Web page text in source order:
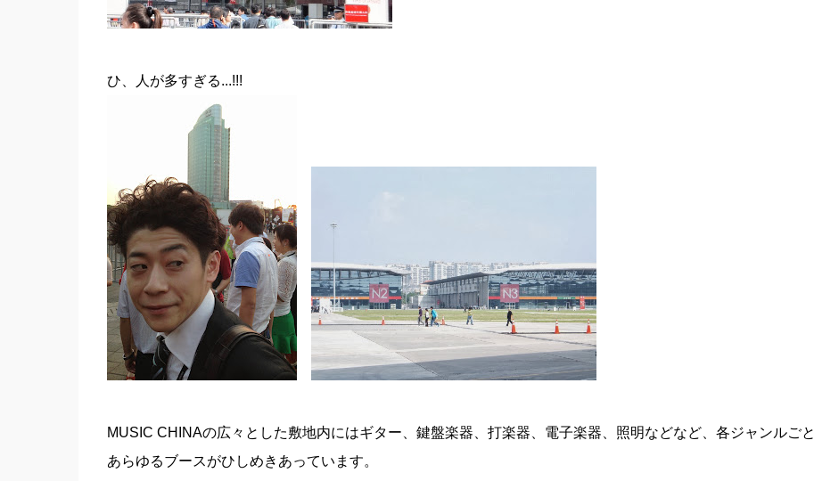
ひ、人が多すぎる...!!!
MUSIC CHINAの広々とした敷地内にはギター、鍵盤楽器、打楽器、電子楽器、照明などなど、各ジャンルごと
あらゆるブースがひしめきあっています。